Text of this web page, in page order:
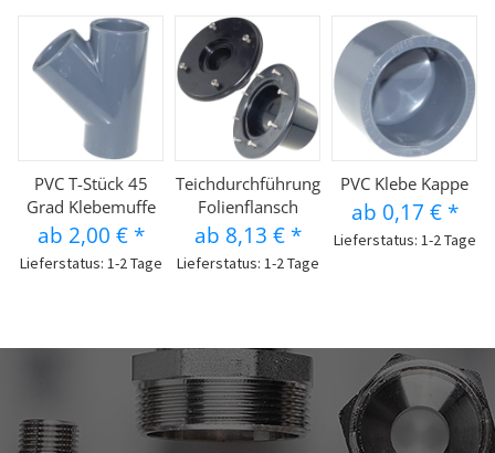
PVC T-Stück 45
Grad Klebemuffe
ab 2,00 € *
Lieferstatus: 1-2 Tage
Teichdurchführung
Folienflansch
ab 8,13 € *
Lieferstatus: 1-2 Tage
PVC Klebe Kappe
ab 0,17 € *
Lieferstatus: 1-2 Tage